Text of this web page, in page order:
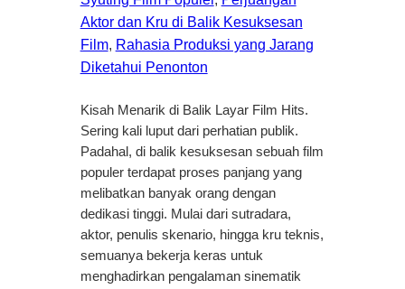
Aktor dan Kru di Balik Kesuksesan
Film, Rahasia Produksi yang Jarang
Diketahui Penonton
Kisah Menarik di Balik Layar Film Hits.
Sering kali luput dari perhatian publik.
Padahal, di balik kesuksesan sebuah film
populer terdapat proses panjang yang
melibatkan banyak orang dengan
dedikasi tinggi. Mulai dari sutradara,
aktor, penulis skenario, hingga kru teknis,
semuanya bekerja keras untuk
menghadirkan pengalaman sinematik